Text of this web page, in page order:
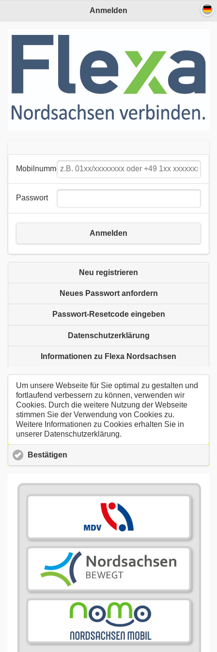
Anmelden
Mobilnummer
Passwort
Anmelden
Neu registrieren
Neues Passwort anfordern
Passwort-Resetcode eingeben
Datenschutzerklärung
Informationen zu Flexa Nordsachsen
Um unsere Webseite für Sie optimal zu gestalten und
fortlaufend verbessern zu können, verwenden wir
Cookies. Durch die weitere Nutzung der Webseite
stimmen Sie der Verwendung von Cookies zu.
Weitere Informationen zu Cookies erhalten Sie in
unserer Datenschutzerklärung.
Bestätigen